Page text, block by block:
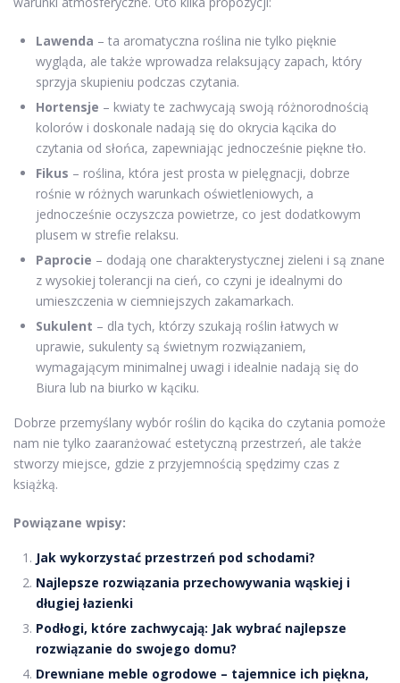
Lawenda – ta aromatyczna roślina nie tylko pięknie
wygląda, ale także wprowadza relaksujący zapach, który
sprzyja skupieniu podczas czytania.
Hortensje – kwiaty te zachwycają swoją różnorodnością
kolorów i doskonale nadają się do okrycia kącika do
czytania od słońca, zapewniając jednocześnie piękne tło.
Fikus – roślina, która jest prosta w pielęgnacji, dobrze
rośnie w różnych warunkach oświetleniowych, a
jednocześnie oczyszcza powietrze, co jest dodatkowym
plusem w strefie relaksu.
Paprocie – dodają one charakterystycznej zieleni i są znane
z wysokiej tolerancji na cień, co czyni je idealnymi do
umieszczenia w ciemniejszych zakamarkach.
Sukulent – dla tych, którzy szukają roślin łatwych w
uprawie, sukulenty są świetnym rozwiązaniem,
wymagającym minimalnej uwagi i idealnie nadają się do
Biura lub na biurko w kąciku.
Dobrze przemyślany wybór roślin do kącika do czytania pomoże
nam nie tylko zaaranżować estetyczną przestrzeń, ale także
stworzy miejsce, gdzie z przyjemnością spędzimy czas z
książką.
Powiązane wpisy:
Jak wykorzystać przestrzeń pod schodami?
Najlepsze rozwiązania przechowywania wąskiej i
długiej łazienki
Podłogi, które zachwycają: Jak wybrać najlepsze
rozwiązanie do swojego domu?
Drewniane meble ogrodowe – tajemnice ich piękna,